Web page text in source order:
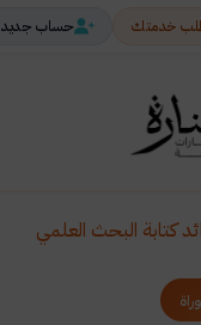
خدمتك حساب جديد
كتابة البحث العلمي